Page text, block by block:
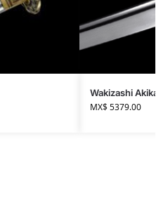
Wakizashi
MX$5379.00